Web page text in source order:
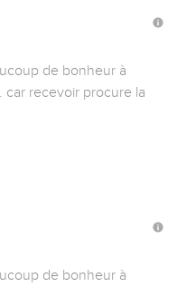
de bonheur à
recevoir procure la
de bonheur à